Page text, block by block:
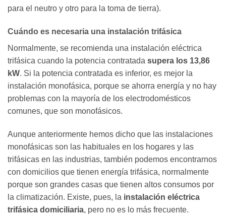
para el neutro y otro para la toma de tierra).
Cuándo es necesaria una instalación trifásica
Normalmente, se recomienda una instalación eléctrica
trifásica cuando la potencia contratada supera los 13,86
kW. Si la potencia contratada es inferior, es mejor la
instalación monofásica, porque se ahorra energía y no hay
problemas con la mayoría de los electrodomésticos
comunes, que son monofásicos.
Aunque anteriormente hemos dicho que las instalaciones
monofásicas son las habituales en los hogares y las
trifásicas en las industrias, también podemos encontrarnos
con domicilios que tienen energía trifásica, normalmente
porque son grandes casas que tienen altos consumos por
la climatización. Existe, pues, la instalación eléctrica
trifásica domiciliaria, pero no es lo más frecuente.